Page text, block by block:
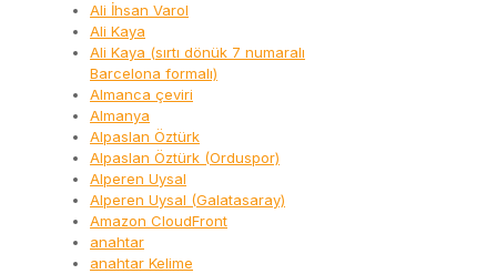
Ali İhsan Varol
Ali Kaya
Ali Kaya (sırtı dönük 7 numaralı
Barcelona formalı)
Almanca çeviri
Almanya
Alpaslan Öztürk
Alpaslan Öztürk (Orduspor)
Alperen Uysal
Alperen Uysal (Galatasaray)
Amazon CloudFront
anahtar
anahtar Kelime